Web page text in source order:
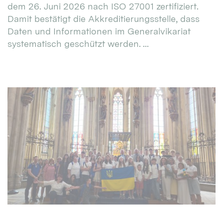
dem 26. Juni 2026 nach ISO 27001 zertifiziert.
Damit bestätigt die Akkreditierungsstelle, dass
Daten und Informationen im Generalvikariat
systematisch geschützt werden. ...